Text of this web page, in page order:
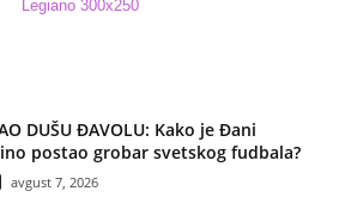
DUŠU ĐAVOLU: Kako je Đani
postao grobar svetskog fudbala?
avgust 7, 2026